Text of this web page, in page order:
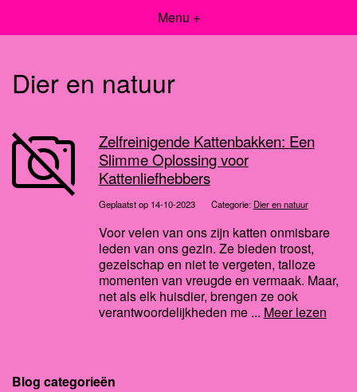
Menu +
Dier en natuur
Zelfreinigende Kattenbakken: Een
Slimme Oplossing voor
Kattenliefhebbers
Geplaatst op 14-10-2023 Categorie: Dier en natuur
Voor velen van ons zijn katten onmisbare
leden van ons gezin. Ze bieden troost,
gezelschap en niet te vergeten, talloze
momenten van vreugde en vermaak. Maar,
net als elk huisdier, brengen ze ook
verantwoordelijkheden me ... Meer lezen
Blog categorieën